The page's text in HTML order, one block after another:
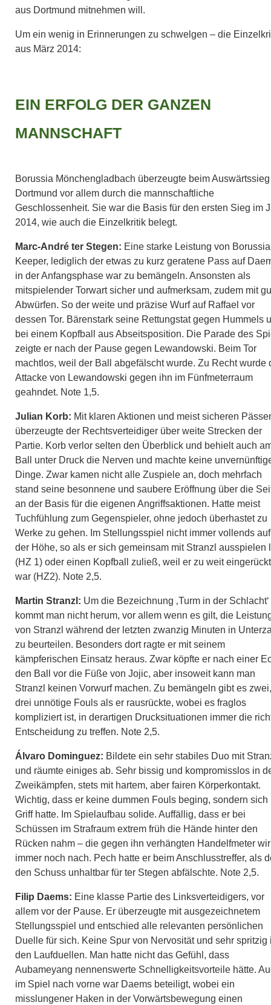
aus Dortmund mitnehmen will.
Um ein wenig in Erinnerungen zu schwelgen – die
aus März 2014:
EIN ERFOLG DER GANZEN
MANNSCHAFT
Borussia Mönchengladbach überzeugte beim
Dortmund vor allem durch die mannschaftliche
Geschlossenheit. Sie war die Basis für den ersten Sieg im
2014, wie auch die Einzelkritik belegt.
Marc-André ter Stegen: Eine starke Leistung von
Keeper, lediglich der etwas zu kurz geratene Pass auf
in der Anfangsphase war zu bemängeln. Ansonsten als
mitspielender Torwart sicher und aufmerksam, zudem mit
Abwürfen. So der weite und präzise Wurf auf Raffael vor
dessen Tor. Bärenstark seine Rettungstat gegen Hummels
bei einem Kopfball aus Abseitsposition. Die Parade des
zeigte er nach der Pause gegen Lewandowski. Beim Tor
machtlos, weil der Ball abgefälscht wurde. Zu Recht wurde
Attacke von Lewandowski gegen ihn im Fünfmeterraum
geahndet. Note 1,5.
Julian Korb: Mit klaren Aktionen und meist sicheren
überzeugte der Rechtsverteidiger über weite Strecken der
Partie. Korb verlor selten den Überblick und behielt auch
Ball unter Druck die Nerven und machte keine
Dinge. Zwar kamen nicht alle Zuspiele an, doch mehrfach
stand seine besonnene und saubere Eröffnung über die
an der Basis für die eigenen Angriffsaktionen. Hatte meist
Tuchfühlung zum Gegenspieler, ohne jedoch überhastet zu
Werke zu gehen. Im Stellungsspiel nicht immer vollends auf
der Höhe, so als er sich gemeinsam mit Stranzl ausspielen
(HZ 1) oder einen Kopfball zuließ, weil er zu weit eingerückt
war (HZ2). Note 2,5.
Martin Stranzl: Um die Bezeichnung ‚Turm in der Schlacht‘
kommt man nicht herum, vor allem wenn es gilt, die
von Stranzl während der letzten zwanzig Minuten in
zu beurteilen. Besonders dort ragte er mit seinem
kämpferischen Einsatz heraus. Zwar köpfte er nach einer
den Ball vor die Füße von Jojic, aber insoweit kann man
Stranzl keinen Vorwurf machen. Zu bemängeln gibt es zwei,
drei unnötige Fouls als er rausrückte, wobei es fraglos
kompliziert ist, in derartigen Drucksituationen immer die
Entscheidung zu treffen. Note 2,5.
Álvaro Dominguez: Bildete ein sehr stabiles Duo mit
und räumte einiges ab. Sehr bissig und kompromisslos in
Zweikämpfen, stets mit hartem, aber fairen Körperkontakt.
Wichtig, dass er keine dummen Fouls beging, sondern sich
Griff hatte. Im Spielaufbau solide. Auffällig, dass er bei
Schüssen im Strafraum extrem früh die Hände hinter den
Rücken nahm – die gegen ihn verhängten Handelfmeter
immer noch nach. Pech hatte er beim Anschlusstreffer, als
den Schuss unhaltbar für ter Stegen abfälschte. Note 2,5.
Filip Daems: Eine klasse Partie des Linksverteidigers, vor
allem vor der Pause. Er überzeugte mit ausgezeichnetem
Stellungsspiel und entschied alle relevanten persönlichen
Duelle für sich. Keine Spur von Nervosität und sehr spritzig
den Laufduellen. Man hatte nicht das Gefühl, dass
Aubameyang nennenswerte Schnelligkeitsvorteile hätte.
im Spiel nach vorne war Daems beteiligt, wobei ein
misslungener Haken in der Vorwärtsbewegung einen